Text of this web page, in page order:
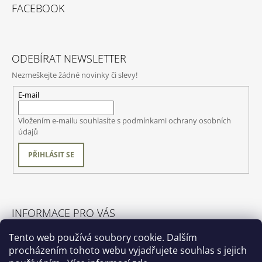
Tento web používá soubory cookie. Dalším
procházením tohoto webu vyjadřujete souhlas s jejich
FACEBOOK
ODEBÍRAT NEWSLETTER
Nezmeškejte žádné novinky či slevy!
E-mail
Vložením e-mailu souhlasíte s podmínkami ochrany osobních
údajů
PŘIHLÁSIT SE
INFORMACE PRO VÁS
Obchodní podmínky